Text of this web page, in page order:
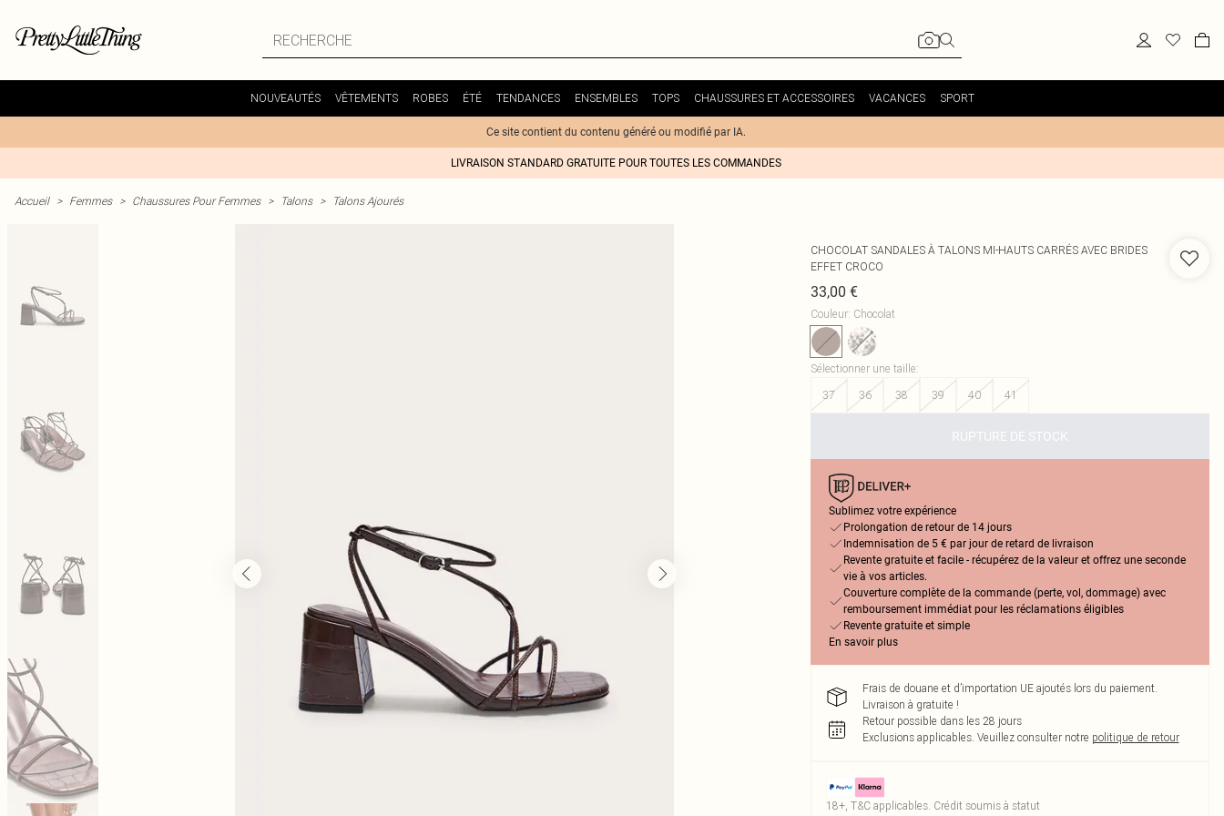
NOUVEAUTÉS VÊTEMENTS ROBES ÉTÉ TENDANCES ENSEMBLES TOPS CHAUSSURES ET ACCESSOIRES VACANCES SPORT
Ce site contient du contenu généré ou modifié par IA.
LIVRAISON STANDARD GRATUITE POUR TOUTES LES COMMANDES
Accueil > Femmes > Chaussures Pour Femmes > Talons > Talons Ajourés
CHOCOLAT SANDALES À TALONS MI-HAUTS CARRÉS AVEC BRIDES
EFFET CROCO
33,00 €
Couleur: Chocolat
Sélectionner une taille:
37
36 38 39 40 41
RUPTURE DE STOCK
Sublimez votre expérience
Prolongation de retour de 14 jours
Indemnisation de 5 € par jour de retard de livraison
Revente gratuite et facile - récupérez de la valeur et offrez une seconde
vie à vos articles.
Couverture complète de la commande (perte, vol, dommage) avec
remboursement immédiat pour les réclamations éligibles
Revente gratuite et simple
En savoir plus
Frais de douane et d’importation UE ajoutés lors du paiement.
Livraison à gratuite !
Retour possible dans les 28 jours
Exclusions applicables. Veuillez consulter notre politique de retour
18+, T&C applicables. Crédit soumis à statut